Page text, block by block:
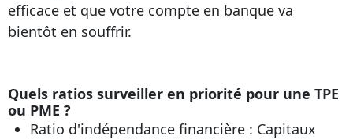
efficace et que votre compte en banque va
bientôt en souffrir.
Quels ratios surveiller en priorité pour une TPE
ou PME ?
Ratio d'indépendance financière : Capitaux